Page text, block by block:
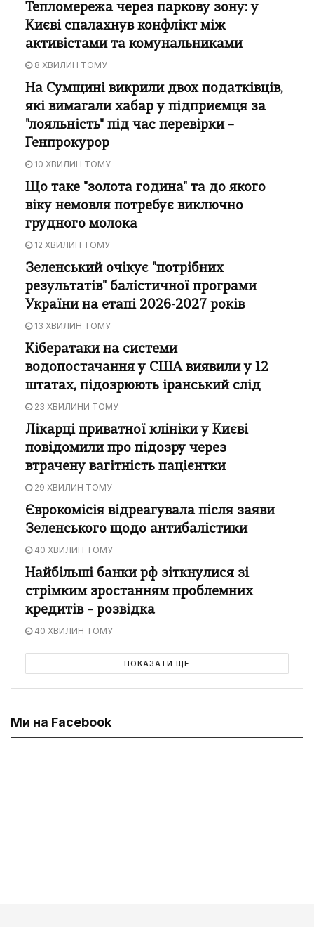
Тепломережа через паркову зону: у
Києві спалахнув конфлікт між
активістами та комунальниками
8 ХВИЛИН ТОМУ
На Сумщині викрили двох податківців,
які вимагали хабар у підприємця за
"лояльність" під час перевірки –
Генпрокурор
10 ХВИЛИН ТОМУ
Що таке "золота година" та до якого
віку немовля потребує виключно
грудного молока
12 ХВИЛИН ТОМУ
Зеленський очікує "потрібних
результатів" балістичної програми
України на етапі 2026-2027 років
13 ХВИЛИН ТОМУ
Кібератаки на системи
водопостачання у США виявили у 12
штатах, підозрюють іранський слід
23 ХВИЛИНИ ТОМУ
Лікарці приватної клініки у Києві
повідомили про підозру через
втрачену вагітність пацієнтки
29 ХВИЛИН ТОМУ
Єврокомісія відреагувала після заяви
Зеленського щодо антибалістики
40 ХВИЛИН ТОМУ
Найбільші банки рф зіткнулися зі
стрімким зростанням проблемних
кредитів – розвідка
40 ХВИЛИН ТОМУ
ПОКАЗАТИ ЩЕ
Ми на Facebook